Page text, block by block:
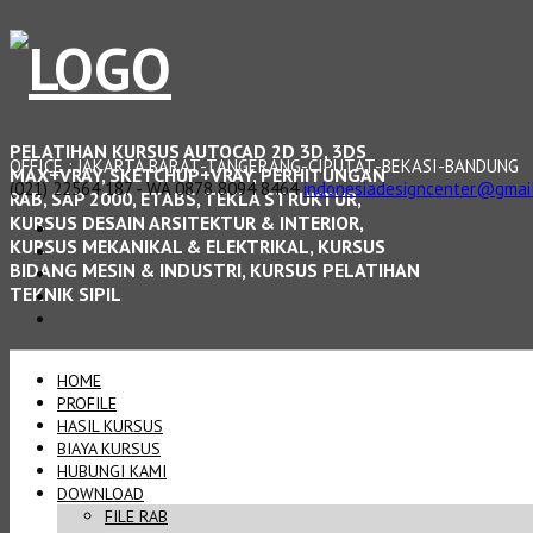
PELATIHAN KURSUS AUTOCAD 2D 3D, 3DS
MAX+VRAY, SKETCHUP+VRAY, PERHITUNGAN
RAB, SAP 2000, ETABS, TEKLA STRUKTUR,
KURSUS DESAIN ARSITEKTUR & INTERIOR,
KURSUS MEKANIKAL & ELEKTRIKAL, KURSUS
BIDANG MESIN & INDUSTRI, KURSUS PELATIHAN
TEKNIK SIPIL
OFFICE : JAKARTA BARAT-TANGERANG-CIPUTAT-BEKASI-BANDUNG
(021) 22564 187 - WA 0878 8094 8464
HOME
PROFILE
HASIL KURSUS
BIAYA KURSUS
HUBUNGI KAMI
DOWNLOAD
FILE RAB